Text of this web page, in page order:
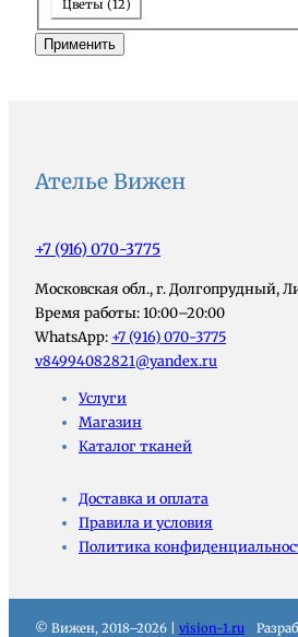
е
м
Цветы (12)
Применить
Ателье Вижен
+7 (916) 070-3775
Московская обл., г. Долгопрудный,
Время работы: 10:00–20:00
WhatsApp: +7 (916) 070-3775
v84994082821@yandex.ru
Услуги
Магазин
Каталог тканей
Доставка и оплата
Правила и условия
Политика
© Вижен, 2018–2026 | vision-1.ru